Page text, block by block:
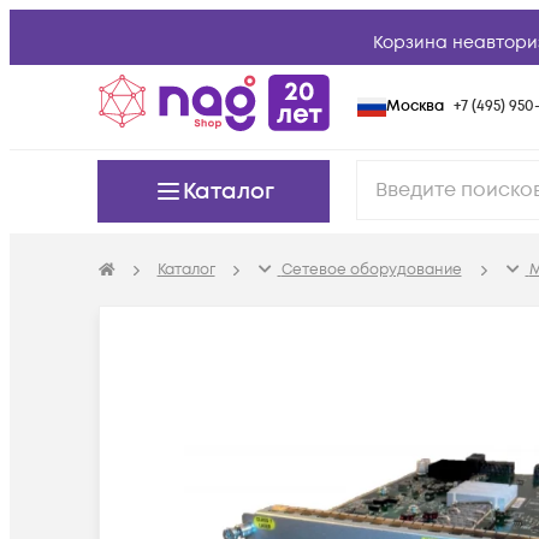
Корзина
Москва +7 (495) 950-
Каталог
Каталог Сетевое оборудование